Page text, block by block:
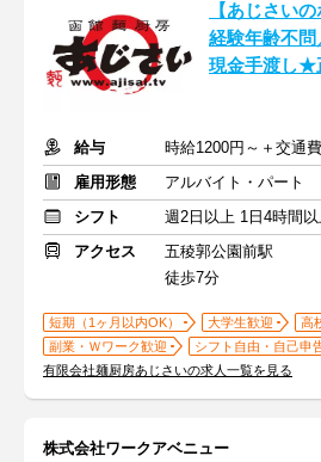
【あじさい
経験年齢不
現金手渡し★
給与
時給1200円～＋交通
雇用形態
アルバイト・パート
シフト
週2日以上 1日4時間
アクセス
五稜郭公園前駅
徒歩7分
短期（1ヶ月以内OK） 大学生歓迎
高
副業・Ｗワーク歓迎
シフト自由・自己申
有限会社麺厨房あじさいの求人一覧を見る
株式会社ワークアベニュー